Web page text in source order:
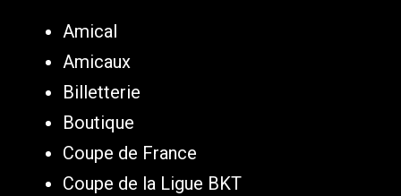
Amical
Amicaux
Billetterie
Boutique
Coupe de France
Coupe de la Ligue BKT